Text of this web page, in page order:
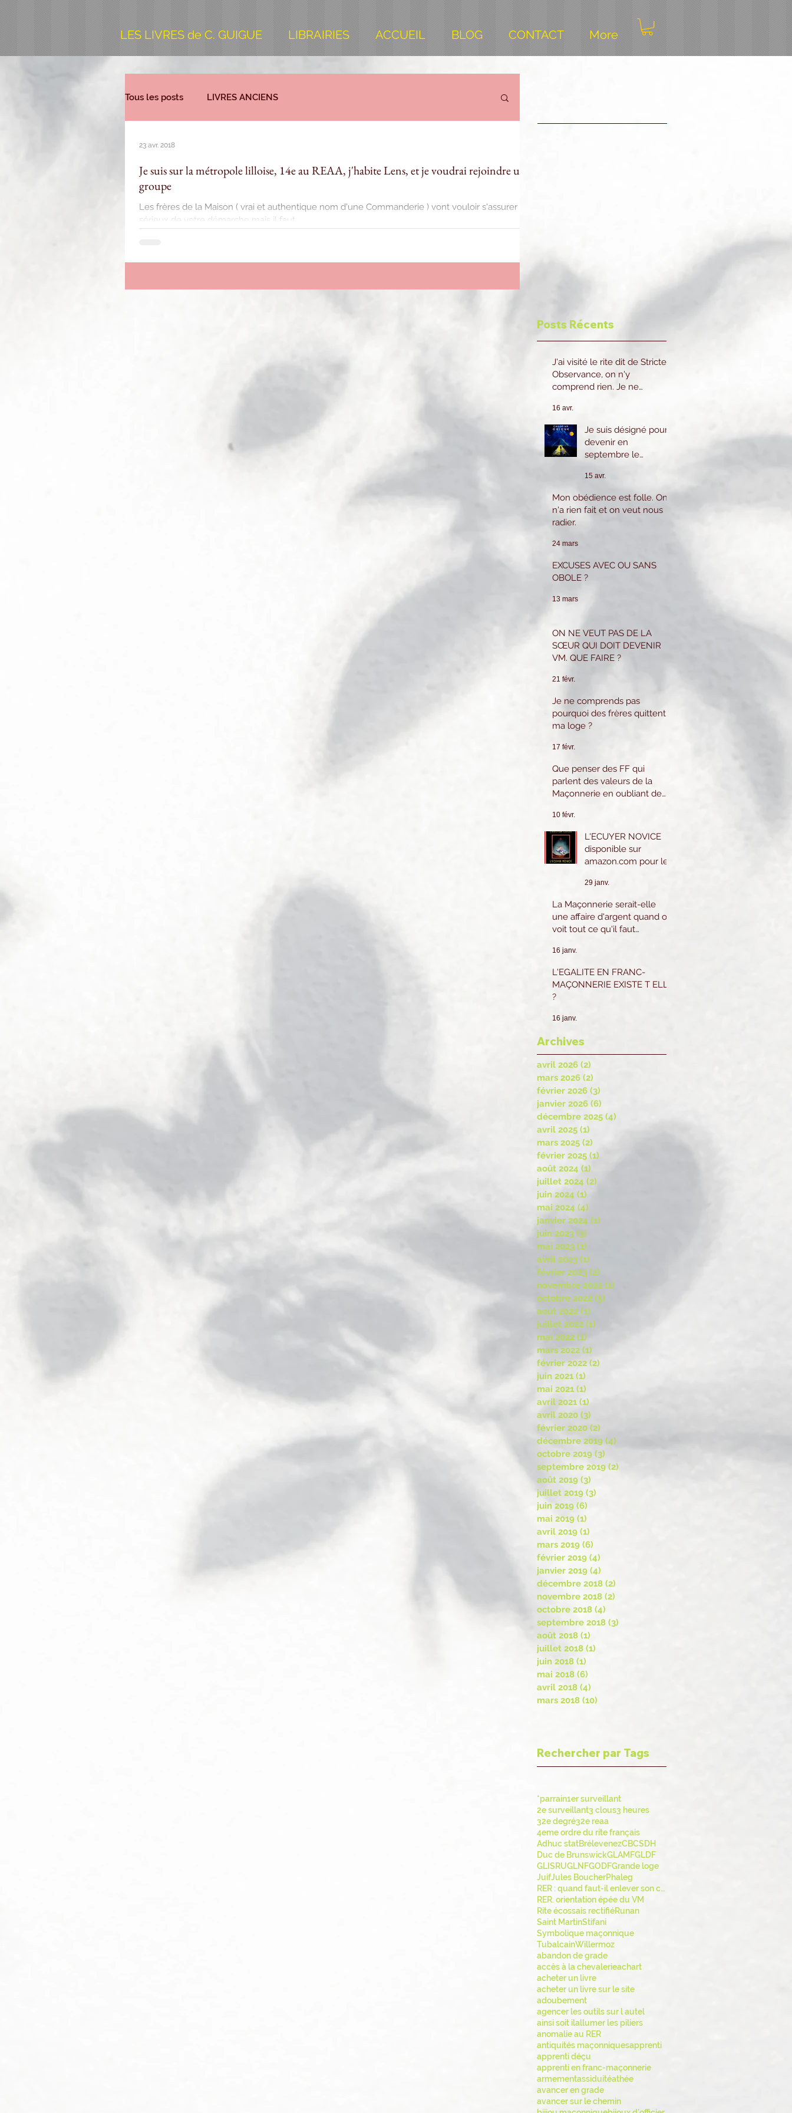
LES LIVRES de C. GUIGUE LIBRAIRIES ACCUEIL BLOG CONTACT More
Tous les posts LIVRES ANCIENS
Je suis sur la métropole lilloise, 14e au REAA, j'habite Lens, et je voudrai rejoindre un
groupe
Les frères de la Maison ( vrai et authentique nom d'une Commanderie ) vont vouloir s'assurer du
sérieux de votre démarche mais il faut...
23 avr. 2018
Posts Récents
J'ai visité le rite dit de Stricte
Observance, on n'y
comprend rien. Je ne
16 avr.
Je suis désigné pour
devenir en
septembre le
Surveillant cela
m'inquiète beaucoup
car je n'ai pas le
savoir ni l'expérience
15 avr.
Mon obédience est folle. On
n'a rien fait et on veut nous
radier.
24 mars
EXCUSES AVEC OU SANS
OBOLE ?
13 mars
ON NE VEUT PAS DE LA
SŒUR QUI DOIT DEVENIR
VM. QUE FAIRE ?
21 févr.
Je ne comprends pas
pourquoi des frères quittent
ma loge ?
17 févr.
Que penser des FF qui
parlent des valeurs de la
Maçonnerie en oubliant de
10 févr.
L'ECUYER NOVICE
disponible sur
amazon.com pour le
Sur amazon.fr ou
Amazon.be pour la
France et l'Europe.
29 janv.
La Maçonnerie serait-elle
une affaire d'argent quand on
voit tout ce qu'il faut
16 janv.
L'EGALITE EN FRANC-
MAÇONNERIE EXISTE T ELLE
?
16 janv.
Archives
avril 2026 (2)
mars 2026 (2)
février 2026 (3)
janvier 2026 (6)
décembre 2025 (4)
avril 2025 (1)
mars 2025 (2)
février 2025 (1)
août 2024 (1)
juillet 2024 (2)
juin 2024 (1)
mai 2024 (4)
janvier 2024 (1)
juin 2023 (3)
mai 2023 (1)
avril 2023 (1)
février 2023 (2)
novembre 2022 (1)
octobre 2022 (5)
août 2022 (1)
juillet 2022 (1)
mai 2022 (1)
mars 2022 (1)
février 2022 (2)
juin 2021 (1)
mai 2021 (1)
avril 2021 (1)
avril 2020 (3)
février 2020 (2)
décembre 2019 (4)
octobre 2019 (3)
septembre 2019 (2)
août 2019 (3)
juillet 2019 (3)
juin 2019 (6)
mai 2019 (1)
avril 2019 (1)
mars 2019 (6)
février 2019 (4)
janvier 2019 (4)
décembre 2018 (2)
novembre 2018 (2)
octobre 2018 (4)
septembre 2018 (3)
août 2018 (1)
juillet 2018 (1)
juin 2018 (1)
mai 2018 (6)
avril 2018 (4)
mars 2018 (10)
Rechercher par Tags
*parrain1er surveillant
2e surveillant3 clous3 heures
32e degré32e reaa
4eme ordre du rite français
Adhuc statBrélevenezCBCSDH
Duc de BrunswickGLAMFGLDF
GLISRUGLNFGODFGrande loge
JuifJules BoucherPhaleg
RER : quand faut-il enlever son chapeau ?
RER. orientation épée du VM
Rite écossais rectifiéRunan
Saint MartinStifani
Symbolique maçonnique
TubalcainWillermoz
abandon de grade
accès à la chevalerieachart
acheter un livre
acheter un livre sur le site
adoubement
agencer les outils sur l autel
ainsi soit ilallumer les piliers
anomalie au RER
antiquités maçonniquesapprenti
apprenti déçu
apprenti en franc-maçonnerie
armementassiduitéathée
avancer en grade
avancer sur le chemin